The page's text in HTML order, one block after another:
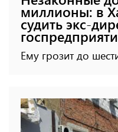
миллионы: в
судить экс-
Ему грозит до